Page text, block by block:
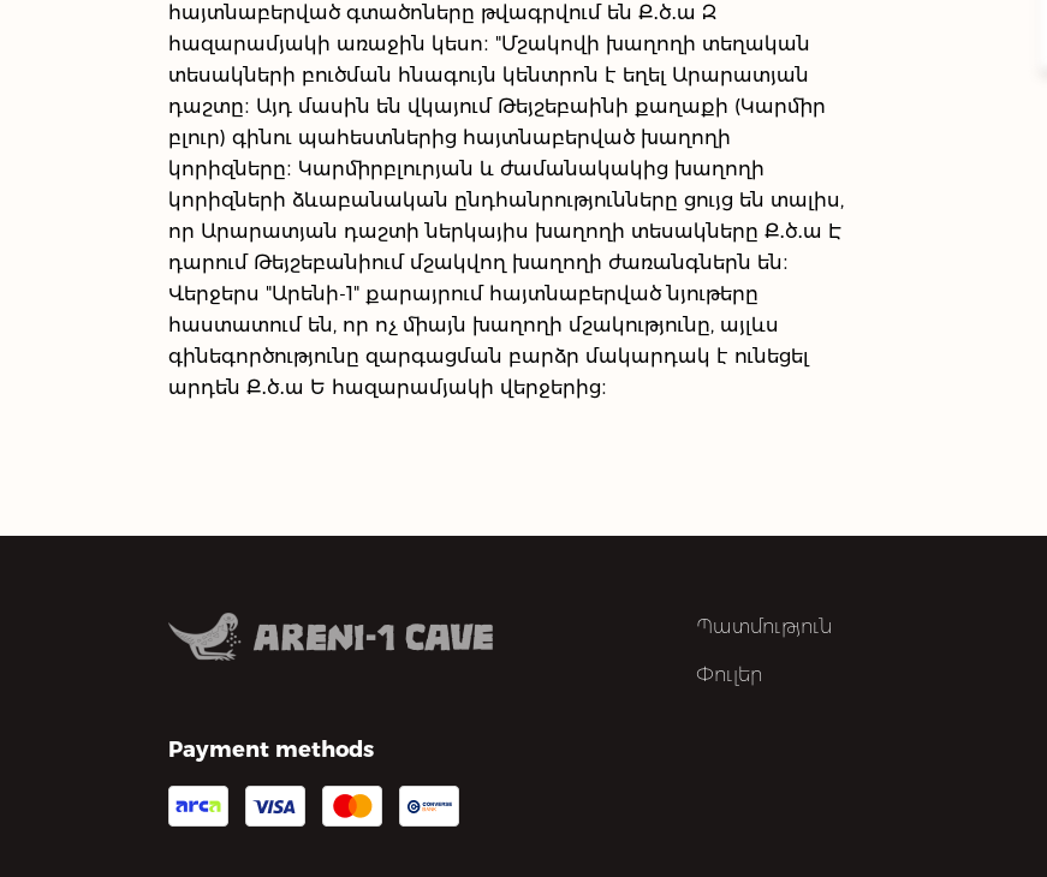
հայտնաբերված գտածոները թվագրվում են Ք․ծ․ա Զ
հազարամյակի առաջին կեսո։ "Մշակովի խաղողի տեղական
տեսակների բուծման հնագույն կենտրոն է եղել Արարատյան
դաշտը։ Այդ մասին են վկայում Թեյշեբաինի քաղաքի (Կարմիր
բլուր) գինու պահեստներից հայտնաբերված խաղողի
կորիզները։ Կարմիրբլուրյան և ժամանակակից խաղողի
կորիզների ձևաբանական ընդհանրությունները ցույց են տալիս,
որ Արարատյան դաշտի ներկայիս խաղողի տեսակները Ք․ծ․ա Է
դարում Թեյշեբանիում մշակվող խաղողի ժառանգներն են։
Վերջերս "Արենի-1" քարայրում հայտնաբերված նյութերը
հաստատում են, որ ոչ միայն խաղողի մշակությունը, այլևս
գինեգործությունը զարգացման բարձր մակարդակ է ունեցել
արդեն Ք․ծ․ա Ե հազարամյակի վերջերից։
Պատմություն
Փուլեր
Payment methods